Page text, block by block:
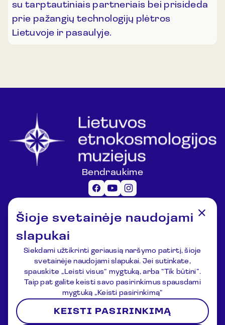
su tarptautiniais partneriais bei prisideda
prie pažangių technologijų plėtros
Lietuvoje ir pasaulyje.
Šioje svetainėje naudojami
slapukai
Siekdami užtikrinti geriausią naršymo patirtį, šioje
svetainėje naudojami slapukai. Jei sutinkate,
spauskite „Leisti visus“ mygtuką, arba “Tik būtini”.
Taip pat galite keisti savo pasirinkimus spausdami
mygtuką „Keisti pasirinkimą“
KEISTI PASIRINKIMĄ
Bendraukime
registracija@lemuziejus.lt
info@etnokosmomuziejus.lt
+370 3 834 5424
Adresas
Kulionių k., Žvaigždžių g. 10, Čiulėnų
P./d. Nr.44, LT-33354, Molėtai